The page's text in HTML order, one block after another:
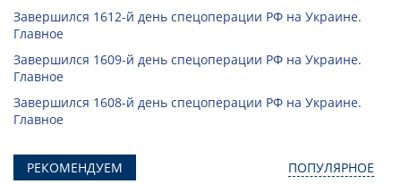
Завершился 1612-й день спецоперации РФ на Украине.
Главное
Завершился 1609-й день спецоперации РФ на Украине.
Главное
Завершился 1608-й день спецоперации РФ на Украине.
Главное
РЕКОМЕНДУЕМ ПОПУЛЯРНОЕ